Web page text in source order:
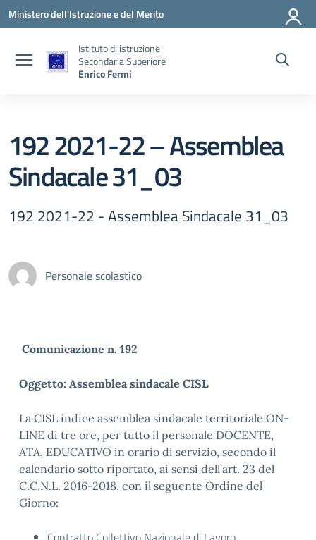
Vai ai contenuti
Vai al menu di navigazione
Vai al footer
Ministero dell'Istruzione e del Merito
Istituto di istruzione
Secondaria Superiore
Enrico Fermi
192 2021-22 – Assemblea
Sindacale 31_03
192 2021-22 - Assemblea Sindacale 31_03
Personale scolastico
Comunicazione n. 192
Oggetto: Assemblea sindacale CISL
La CISL indice assemblea sindacale territoriale ON-
LINE di tre ore, per tutto il personale DOCENTE,
ATA, EDUCATIVO in orario di servizio, secondo il
calendario sotto riportato, ai sensi dell’art. 23 del
C.C.N.L. 2016-2018, con il seguente Ordine del
Giorno: